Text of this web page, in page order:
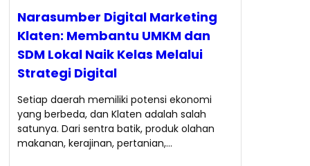
Narasumber Digital Marketing
Klaten: Membantu UMKM dan
SDM Lokal Naik Kelas Melalui
Strategi Digital
Setiap daerah memiliki potensi ekonomi
yang berbeda, dan Klaten adalah salah
satunya. Dari sentra batik, produk olahan
makanan, kerajinan, pertanian,…